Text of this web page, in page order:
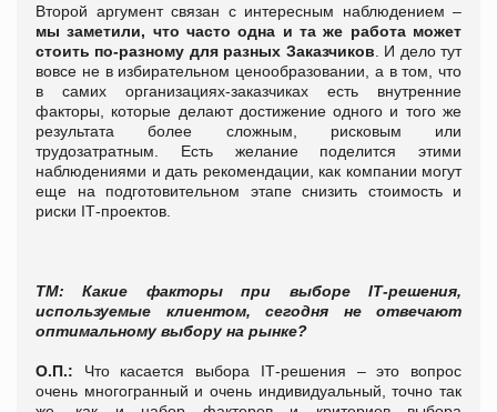
Второй аргумент связан с интересным наблюдением –
мы заметили, что часто одна и та же работа может
стоить по-разному для разных Заказчиков . И дело тут
вовсе не в избирательном ценообразовании, а в том, что
в самих организациях-заказчиках есть внутренние
факторы, которые делают достижение одного и того же
результата более сложным, рисковым или
трудозатратным. Есть желание поделится этими
наблюдениями и дать рекомендации, как компании могут
еще на подготовительном этапе снизить стоимость и
риски IТ-проектов.
ТМ: Какие факторы при выбореIТ-решения,
используемые клиентом, сегодня не отвечают
оптимальному выбору на рынке?
О.П.: Что касается выбора IТ-решения – это вопрос
очень многогранный и очень индивидуальный, точно так